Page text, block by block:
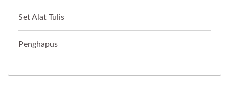
Set Alat Tulis
Penghapus